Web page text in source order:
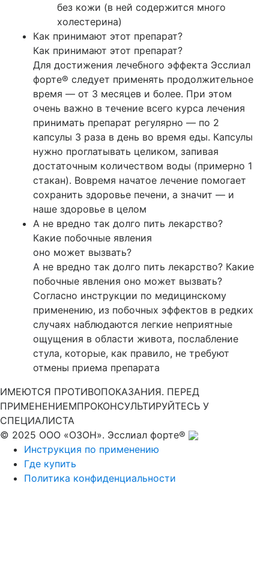
без кожи (в ней содержится много
холестерина)
Как принимают этот препарат?
Как принимают этот препарат?
Для достижения лечебного эффекта Эсслиал
форте® следует применять продолжительное
время — от 3 месяцев и более. При этом
очень важно в течение всего курса лечения
принимать препарат регулярно — по 2
капсулы 3 раза в день во время еды. Капсулы
нужно проглатывать целиком, запивая
достаточным количеством воды (примерно 1
стакан). Вовремя начатое лечение помогает
сохранить здоровье печени, а значит — и
наше здоровье в целом
А не вредно так долго пить лекарство?
Какие побочные явления
оно может вызвать?
А не вредно так долго пить лекарство? Какие
побочные явления оно может вызвать?
Согласно инструкции по медицинскому
применению, из побочных эффектов в редких
случаях наблюдаются легкие неприятные
ощущения в области живота, послабление
стула, которые, как правило, не требуют
отмены приема препарата
ИМЕЮТСЯ ПРОТИВОПОКАЗАНИЯ. ПЕРЕД
ПРИМЕНЕНИЕМПРОКОНСУЛЬТИРУЙТЕСЬ У
СПЕЦИАЛИСТА
© 2025 ООО «ОЗОН». Эсслиал форте®
Инструкция по применению
Где купить
Политика конфиденциальности